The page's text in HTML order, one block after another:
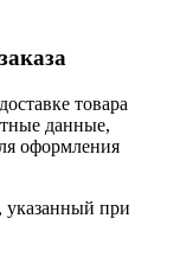
товара
данные,
оформления
указанный при